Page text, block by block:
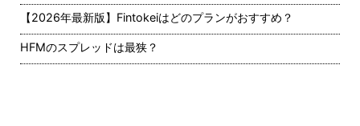
【2026年最新版】Fintokeiはどのプランがおすすめ？
HFMのスプレッドは最狭？